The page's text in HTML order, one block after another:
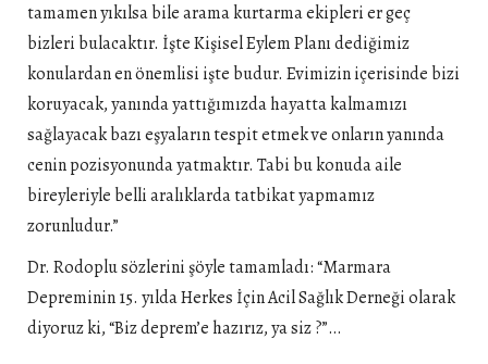
tamamen yıkılsa bile arama kurtarma ekipleri er geç
bizleri bulacaktır. İşte Kişisel Eylem Planı dediğimiz
konulardan en önemlisi işte budur. Evimizin içerisinde bizi
koruyacak, yanında yattığımızda hayatta kalmamızı
sağlayacak bazı eşyaların tespit etmek ve onların yanında
cenin pozisyonunda yatmaktır. Tabi bu konuda aile
bireyleriyle belli aralıklarda tatbikat yapmamız
zorunludur.”
Dr. Rodoplu sözlerini şöyle tamamladı: “Marmara
Depreminin 15. yılda Herkes İçin Acil Sağlık Derneği olarak
diyoruz ki, “Biz deprem’e hazırız, ya siz ?”…